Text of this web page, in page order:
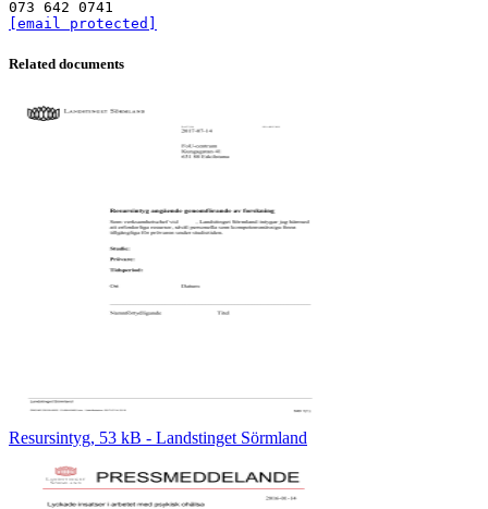
[email protected]
Related documents
Resursintyg, 53 kB - Landstinget Sörmland